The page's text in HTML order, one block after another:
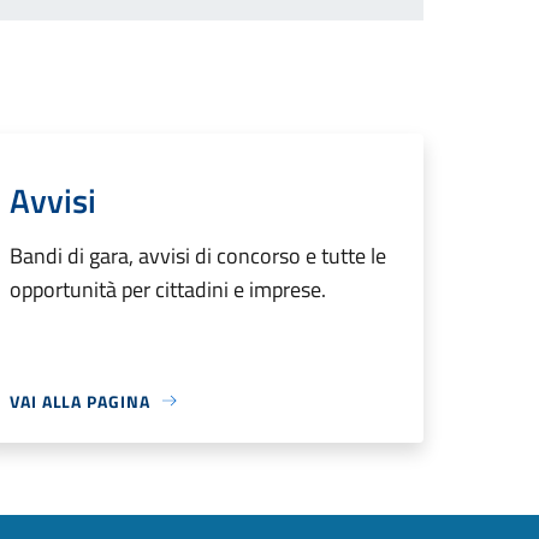
Avvisi
Bandi di gara, avvisi di concorso e tutte le
opportunità per cittadini e imprese.
VAI ALLA PAGINA